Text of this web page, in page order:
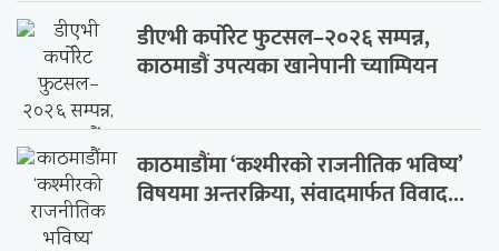
डीएभी कर्पोरेट फुटसल–२०२६ सम्पन्न,
काठमाडौं उपत्यका खानेपानी च्याम्पियन
काठमाडौंमा ‘कश्मीरको राजनीतिक भविष्य’
विषयमा अन्तरक्रिया, संवादमार्फत विवाद...